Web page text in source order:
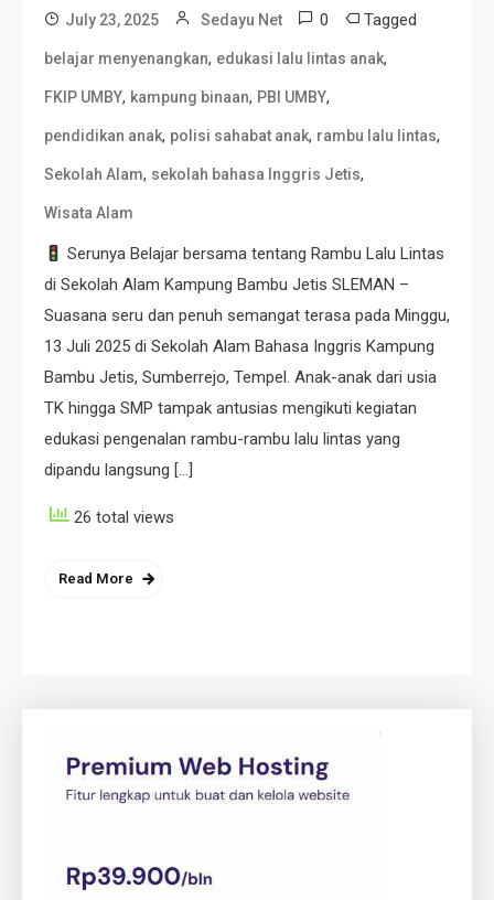
July 23, 2025 Sedayu Net 0 Tagged
belajar menyenangkan, edukasi lalu lintas anak,
FKIP UMBY, kampung binaan, PBI UMBY,
pendidikan anak, polisi sahabat anak, rambu lalu lintas,
Sekolah Alam, sekolah bahasa Inggris Jetis,
Wisata Alam
Serunya Belajar bersama tentang Rambu Lalu Lintas
di Sekolah Alam Kampung Bambu Jetis SLEMAN –
Suasana seru dan penuh semangat terasa pada Minggu,
13 Juli 2025 di Sekolah Alam Bahasa Inggris Kampung
Bambu Jetis, Sumberrejo, Tempel. Anak-anak dari usia
TK hingga SMP tampak antusias mengikuti kegiatan
edukasi pengenalan rambu-rambu lalu lintas yang
dipandu langsung […]
26 total views
Read More